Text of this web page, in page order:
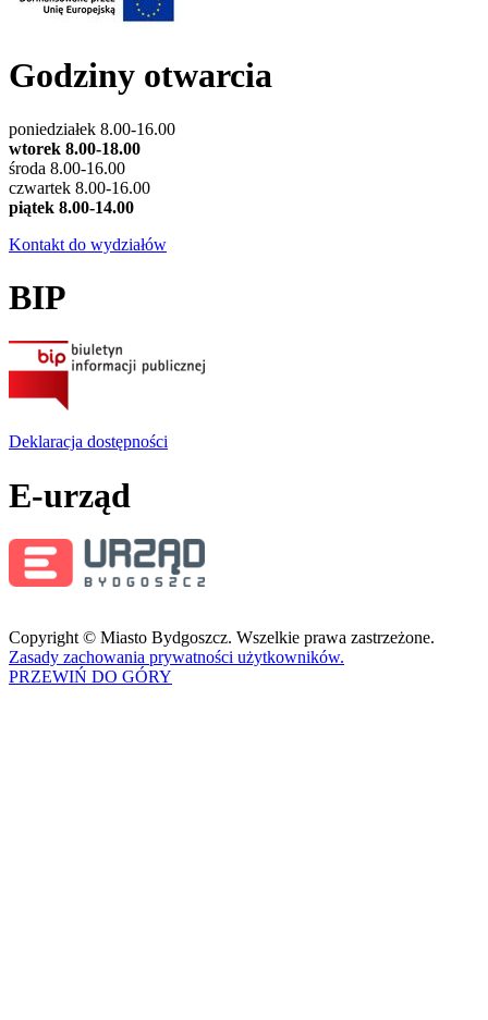
Godziny otwarcia
poniedziałek 8.00-16.00
wtorek 8.00-18.00
środa 8.00-16.00
czwartek 8.00-16.00
piątek 8.00-14.00
Kontakt do wydziałów
BIP
Deklaracja dostępności
E-urząd
Copyright © Miasto Bydgoszcz. Wszelkie prawa zastrzeżone.
Zasady zachowania prywatności użytkowników.
PRZEWIŃ DO GÓRY